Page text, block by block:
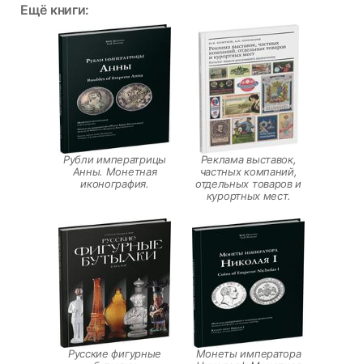
Ещё книги:
Рубли императрицы
Анны. Монетная
иконография.
Реклама выставок,
частных компаний,
отдельных товаров и
курортных мест.
Русские фигурные
Монеты императора